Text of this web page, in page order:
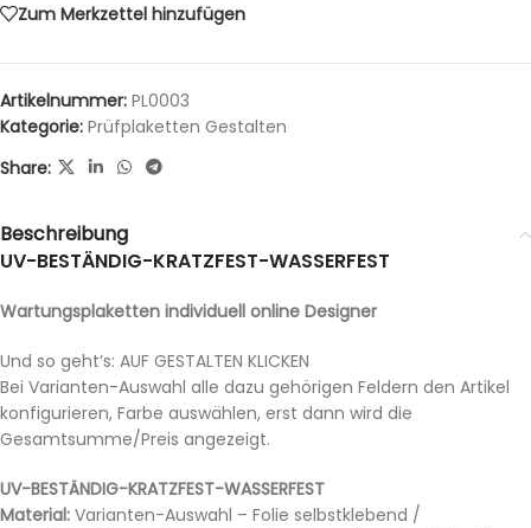
Zum Merkzettel hinzufügen
Artikelnummer: PL0003
Kategorie: Prüfplaketten Gestalten
Share:
Beschreibung
UV-BESTÄNDIG-KRATZFEST-WASSERFEST
Wartungsplaketten individuell online Designer
Und so geht’s: AUF GESTALTEN KLICKEN
Bei Varianten-Auswahl alle dazu gehörigen Feldern den Artikel
konfigurieren, Farbe auswählen, erst dann wird die
Gesamtsumme/Preis angezeigt.
UV-BESTÄNDIG-KRATZFEST-WASSERFEST
Material: Varianten-Auswahl – Folie selbstklebend /